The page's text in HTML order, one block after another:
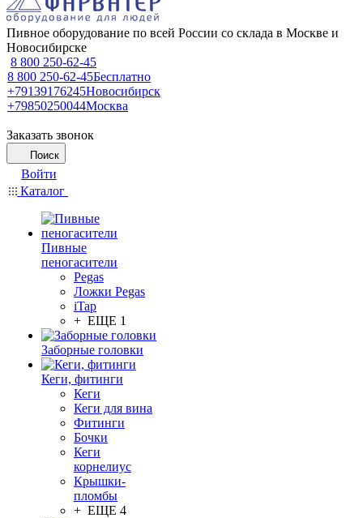
Пивное оборудование по всей России со склада в Москве и
Новосибирске
8 800 250-62-45
8 800 250-62-45Бесплатно
+79139176245Новосибирск
+79850250044Москва
Заказать звонок
Поиск
Войти
Каталог
Пивные
пеногасители
Pegas
Ложки Pegas
iTap
+ ЕЩЕ 1
Заборные головки
Кеги, фитинги
Кеги
Кеги для вина
Фитинги
Бочки
Кеги
корнелиус
Крышки-
пломбы
+ ЕЩЕ 4